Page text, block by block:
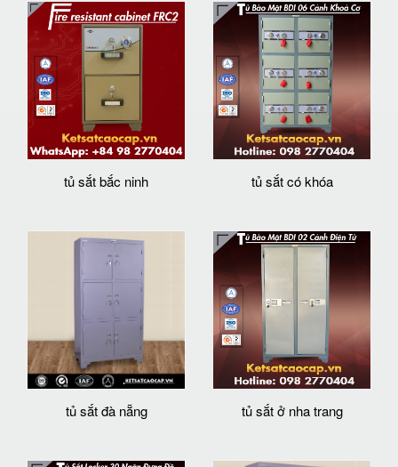
tủ sắt bắc ninh tủ sắt có khóa
tủ sắt đà nẵng tủ sắt ở nha trang